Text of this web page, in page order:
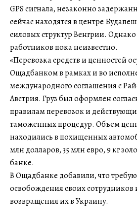
GPS сигнала, незаконно
сейчас находятся в центре
силовых структур Венгрии.
работников пока неизвестно.
«Перевозка средств и ценностей
Ощадбанком в рамках и во
международного соглашения с
Австрия. Груз был оформлен
правилам перевозок и
таможенных процедур. Объем
находились в похищенных
млн долларов, 35 млн евро, 9 кг
банке.
В Ощадбанке добавили, что
освобождения своих сотрудников
возвращения их в Украину.